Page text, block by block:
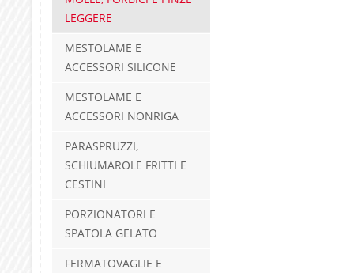
LEGGERE
MESTOLAME E
ACCESSORI SILICONE
MESTOLAME E
ACCESSORI NONRIGA
PARASPRUZZI,
SCHIUMAROLE FRITTI E
CESTINI
PORZIONATORI E
SPATOLA GELATO
FERMATOVAGLIE E